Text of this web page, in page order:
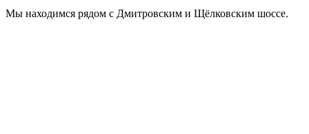
Мы находимся рядом с Дмитровским и Щёлковским шоссе.